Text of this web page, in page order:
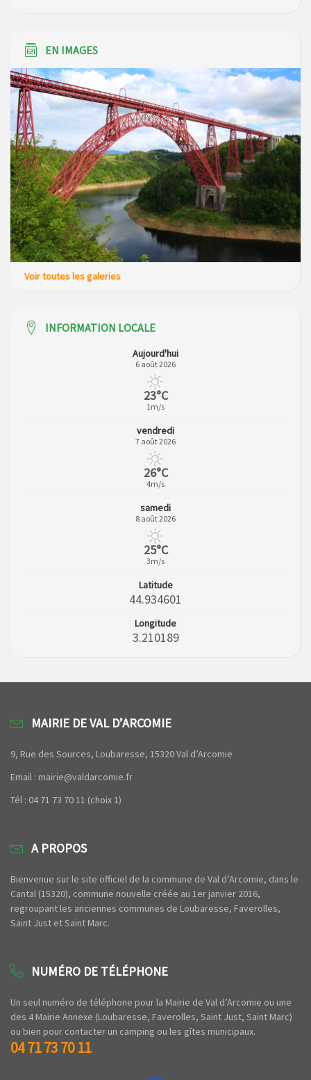
EN IMAGES
Voir toutes les galeries
INFORMATION LOCALE
Aujourd'hui
6 août 2026
23°C
1m/s
vendredi
7 août 2026
26°C
4m/s
samedi
8 août 2026
25°C
3m/s
Latitude
44.934601
Longitude
3.210189
MAIRIE DE VAL D’ARCOMIE
9, Rue des Sources, Loubaresse, 15320 Val d’Arcomie
Email : mairie@valdarcomie.fr
Tél : 04 71 73 70 11 (choix 1)
A PROPOS
Bienvenue sur le site officiel de la commune de Val d’Arcomie, dans le
Cantal (15320), commune nouvelle créée au 1er janvier 2016,
regroupant les anciennes communes de Loubaresse, Faverolles,
Saint Just et Saint Marc.
NUMÉRO DE TÉLÉPHONE
Un seul numéro de téléphone pour la Mairie de Val d’Arcomie ou une
des 4 Mairie Annexe (Loubaresse, Faverolles, Saint Just, Saint Marc)
ou bien pour contacter un camping ou les gîtes municipaux.
04 71 73 70 11